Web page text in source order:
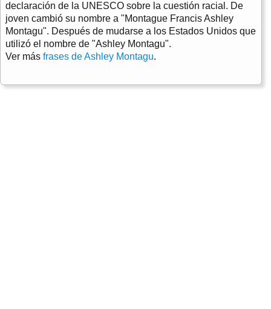
declaración de la UNESCO sobre la cuestión racial. De
joven cambió su nombre a "Montague Francis Ashley
Montagu". Después de mudarse a los Estados Unidos que
utilizó el nombre de "Ashley Montagu".
Ver más frases de Ashley Montagu.